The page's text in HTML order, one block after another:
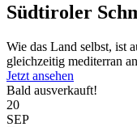
Südtiroler
Wie das Land selbst, ist
gleichzeitig mediterran
Jetzt ansehen
Bald ausverkauft!
20
SEP